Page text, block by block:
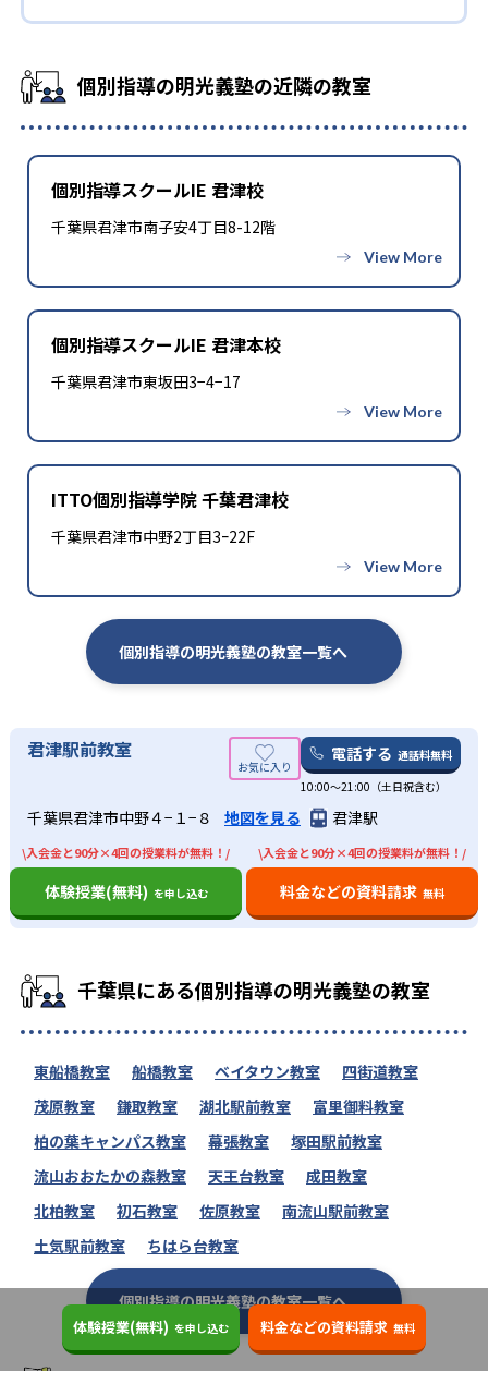
個別指導の明光義塾の近隣の教室
個別指導スクールIE 君津校
千葉県君津市南子安4丁目8-12階
個別指導スクールIE 君津本校
千葉県君津市東坂田3−4−17
ITTO個別指導学院 千葉君津校
千葉県君津市中野2丁目3ｰ22F
個別指導の明光義塾の教室一覧へ
君津駅前教室 電話する 通話料無料
10:00〜21:00（土日祝含む）
千葉県君津市中野４−１−８ 地図を見る 君津駅
\入会金と90分×4回の授業料が無料！/
体験授業(無料) を申し込む
\入会金と90分×4回の授業料が無料！/
料金などの資料請求 無料
千葉県にある個別指導の明光義塾の教室
東船橋教室 船橋教室 ベイタウン教室
四街道教室
茂原教室
鎌取教室 湖北駅前教室
富里御料教室
柏の葉キャンパス教室
幕張教室
塚田駅前教室
流山おおたかの森教室
天王台教室
成田教室
北柏教室
初石教室 佐原教室
南流山駅前教室
土気駅前教室
ちはら台教室
個別指導の明光義塾の教室一覧へ
体験授業(無料) を申し込む 料金などの資料請求 無料